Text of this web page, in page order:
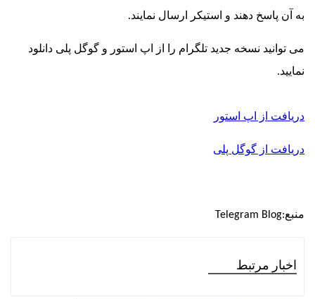
دهند و استیکر ارسال نمایند.
نسخه جدید تلگرام را از اپ استور و گوگل پلی دانلود
از اپ استور
از گوگل پلی
Telegram
مرتبط